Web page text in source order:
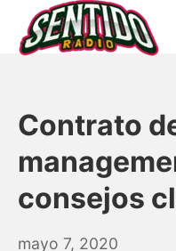
Saltar
contenido
Contrato
consejos
mayo 7, 2020